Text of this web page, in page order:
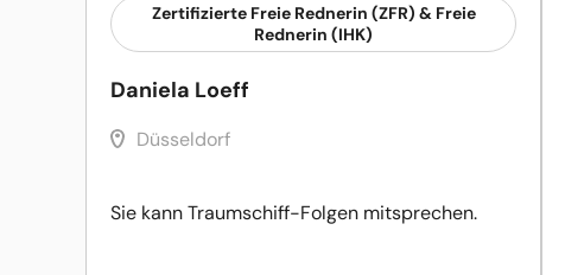
Zertifizierte Freie Rednerin (ZFR) & Freie
Rednerin (IHK)
Daniela Loeff
Düsseldorf
Sie kann Traumschiff-Folgen mitsprechen.